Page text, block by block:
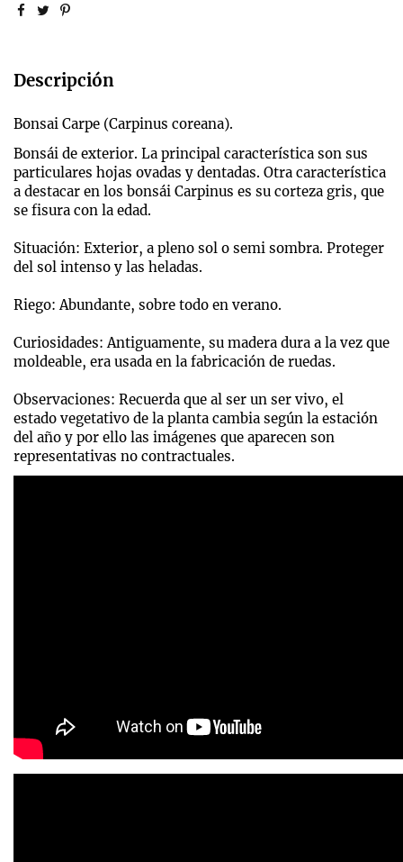
Descripción
Bonsai Carpe (Carpinus coreana).
Bonsái de exterior. La principal característica son sus
particulares hojas ovadas y dentadas. Otra característica
a destacar en los bonsái Carpinus es su corteza gris, que
se fisura con la edad.
Situación: Exterior, a pleno sol o semi sombra. Proteger
del sol intenso y las heladas.
Riego: Abundante, sobre todo en verano.
Curiosidades: Antiguamente, su madera dura a la vez que
moldeable, era usada en la fabricación de ruedas.
Observaciones: Recuerda que al ser un ser vivo, el
estado vegetativo de la planta cambia según la estación
del año y por ello las imágenes que aparecen son
representativas no contractuales.